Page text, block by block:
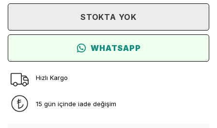
STOKTA YOK
WHATSAPP
Hızlı Kargo
15 gün içinde iade değişim